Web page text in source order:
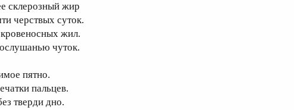
склерозный жир
черствых суток.
жил.
чуток.
пятно.
пальцев.
тверди дно.